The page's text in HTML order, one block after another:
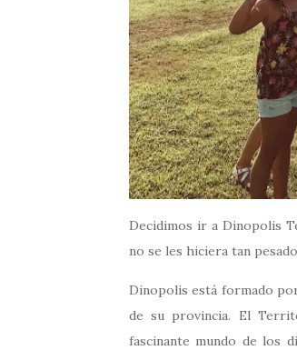
Decidimos ir a Dinopolis
no se les hiciera tan
Dinopolis está formado
de su provincia. El
fascinante mundo de los